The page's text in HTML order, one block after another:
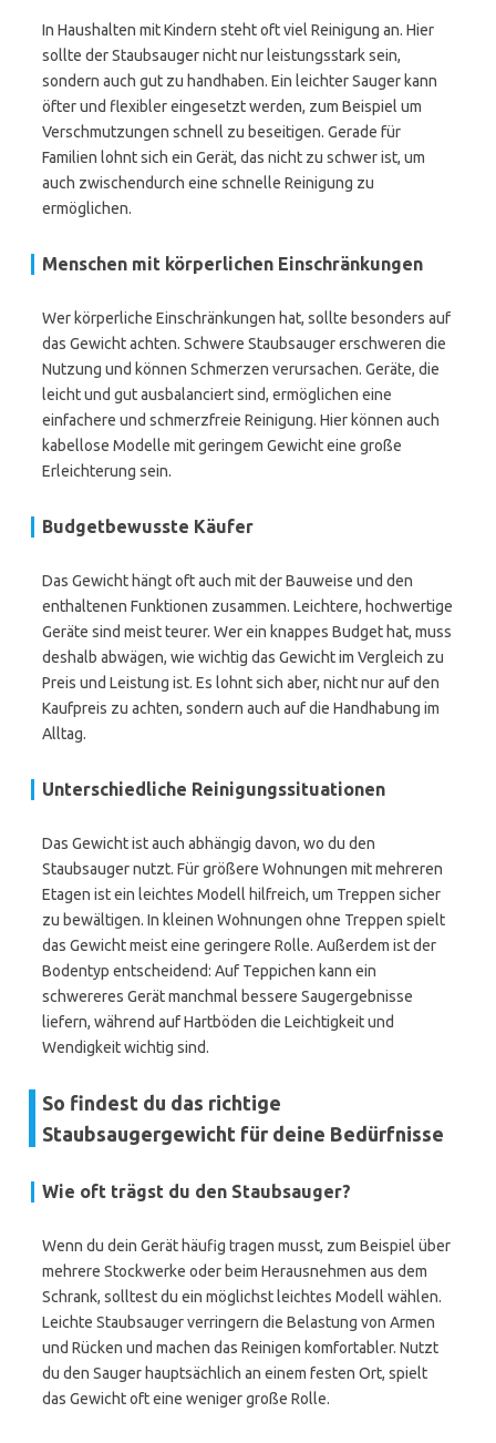
In Haushalten mit Kindern steht oft viel Reinigung an. Hier
sollte der Staubsauger nicht nur leistungsstark sein,
sondern auch gut zu handhaben. Ein leichter Sauger kann
öfter und flexibler eingesetzt werden, zum Beispiel um
Verschmutzungen schnell zu beseitigen. Gerade für
Familien lohnt sich ein Gerät, das nicht zu schwer ist, um
auch zwischendurch eine schnelle Reinigung zu
ermöglichen.
Menschen mit körperlichen Einschränkungen
Wer körperliche Einschränkungen hat, sollte besonders auf
das Gewicht achten. Schwere Staubsauger erschweren die
Nutzung und können Schmerzen verursachen. Geräte, die
leicht und gut ausbalanciert sind, ermöglichen eine
einfachere und schmerzfreie Reinigung. Hier können auch
kabellose Modelle mit geringem Gewicht eine große
Erleichterung sein.
Budgetbewusste Käufer
Das Gewicht hängt oft auch mit der Bauweise und den
enthaltenen Funktionen zusammen. Leichtere, hochwertige
Geräte sind meist teurer. Wer ein knappes Budget hat, muss
deshalb abwägen, wie wichtig das Gewicht im Vergleich zu
Preis und Leistung ist. Es lohnt sich aber, nicht nur auf den
Kaufpreis zu achten, sondern auch auf die Handhabung im
Alltag.
Unterschiedliche Reinigungssituationen
Das Gewicht ist auch abhängig davon, wo du den
Staubsauger nutzt. Für größere Wohnungen mit mehreren
Etagen ist ein leichtes Modell hilfreich, um Treppen sicher
zu bewältigen. In kleinen Wohnungen ohne Treppen spielt
das Gewicht meist eine geringere Rolle. Außerdem ist der
Bodentyp entscheidend: Auf Teppichen kann ein
schwereres Gerät manchmal bessere Saugergebnisse
liefern, während auf Hartböden die Leichtigkeit und
Wendigkeit wichtig sind.
So findest du das richtige
Staubsaugergewicht für deine Bedürfnisse
Wie oft trägst du den Staubsauger?
Wenn du dein Gerät häufig tragen musst, zum Beispiel über
mehrere Stockwerke oder beim Herausnehmen aus dem
Schrank, solltest du ein möglichst leichtes Modell wählen.
Leichte Staubsauger verringern die Belastung von Armen
und Rücken und machen das Reinigen komfortabler. Nutzt
du den Sauger hauptsächlich an einem festen Ort, spielt
das Gewicht oft eine weniger große Rolle.